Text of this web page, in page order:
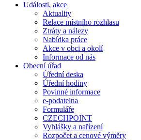
Události, akce
Aktuality
Relace místního rozhlasu
Ztráty a nálezy
Nabídka práce
Akce v obci a okolí
Informace od nás
Obecní úřad
Úřední deska
Úřední hodiny
Povinné informace
e-podatelna
Formuláře
CZECHPOINT
Vyhlášky a nařízení
Rozpočet a cenové výměry